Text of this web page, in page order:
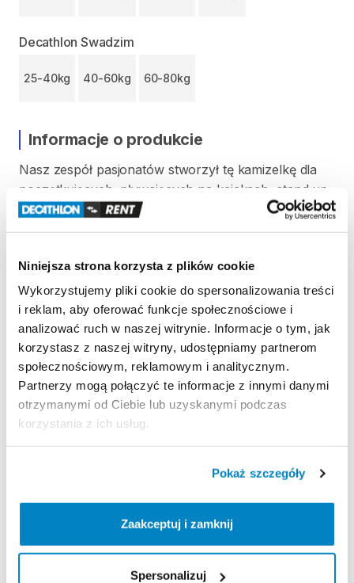
Niniejsza strona korzysta z plików cookie
Wykorzystujemy pliki cookie do spersonalizowania treści
i reklam, aby oferować funkcje społecznościowe i
analizować ruch w naszej witrynie. Informacje o tym, jak
korzystasz z naszej witryny, udostępniamy partnerom
społecznościowym, reklamowym i analitycznym.
Partnerzy mogą połączyć te informacje z innymi danymi
otrzymanymi od Ciebie lub uzyskanymi podczas
korzystania z ich usług.
Pokaż szczegóły
Zaakceptuj i zamknij
Spersonalizuj
Decathlon Swadzim
25-40kg 40-60kg 60-80kg
Informacje o produkcie
Nasz zespół pasjonatów stworzył tę kamizelkę dla
początkujących​ pływających na kajakach​ stand up
paddle (SUP)​ małych
katamaranach. Lekka kamizelka asekuracyjna 50N​​,​
Zapewnia dobrą swobodę ruchów​​,​ niezależnie
uprawianego sportu wodnego.
Kamizelka przeznaczona dla osób o wadze od 40 kg
do 60 kg.
Strona produktu w sklepie
Zasady wypożyczenia
Regulamin wypożyczalni